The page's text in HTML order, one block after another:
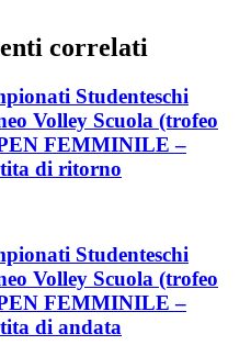
correlati
Studenteschi
Volley Scuola (trofeo
FEMMINILE –
di ritorno
Studenteschi
Volley Scuola (trofeo
FEMMINILE –
di andata